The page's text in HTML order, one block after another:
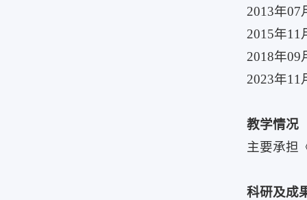
2013年
2015年
2018年
2023年
教学情况
主要承担
科研及成